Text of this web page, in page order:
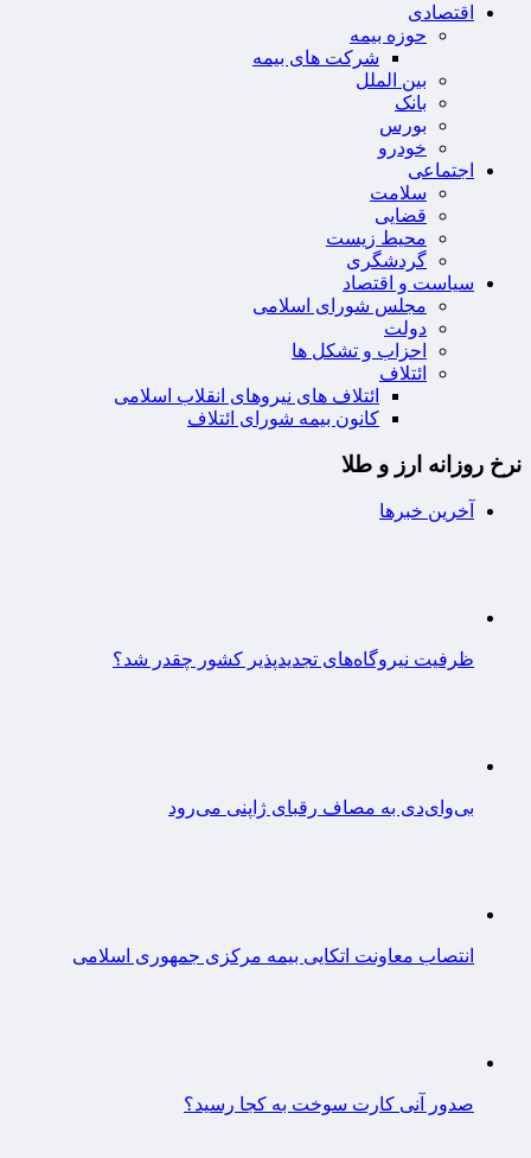
اقتصادی
حوزه بیمه
شرکت های بیمه
بین الملل
بانک
بورس
خودرو
اجتماعی
سلامت
قضایی
محیط زیست
گردشگری
سیاست و اقتصاد
مجلس شورای اسلامی
دولت
احزاب و تشکل ها
ائتلاف
ائتلاف های نیروهای انقلاب اسلامی
کانون بیمه شورای ائتلاف
نرخ روزانه ارز و طلا
آخرین خبرها
ظرفیت نیروگاه‌های تجدیدپذیر کشور چقدر شد؟
بی‌وای‌دی به مصاف رقبای ژاپنی می‌رود
انتصاب معاونت اتکایی بیمه مرکزی جمهوری اسلامی
صدور آنی کارت سوخت به کجا رسید؟